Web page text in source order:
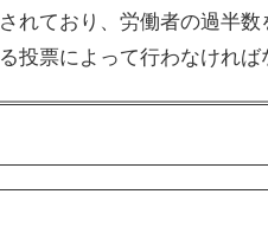
れており、労働者の過半
投票によって行わなければ